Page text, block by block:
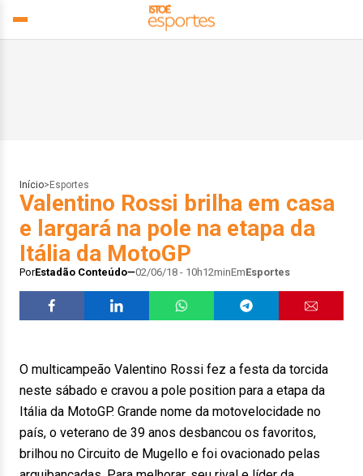
Início> Esportes
Valentino Rossi brilha em casa
e largará na pole na etapa da
Itália da MotoGP
PorEstadão Conteúdo 02/06/18 - 10h12minEmEsportes
O multicampeão Valentino Rossi fez a festa da torcida
neste sábado e cravou a pole position para a etapa da
Itália da MotoGP. Grande nome da motovelocidade no
país, o veterano de 39 anos desbancou os favoritos,
brilhou no Circuito de Mugello e foi ovacionado pelas